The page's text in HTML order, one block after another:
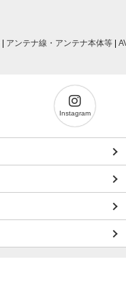
アンテナ線・アンテナ本体等
Instagram